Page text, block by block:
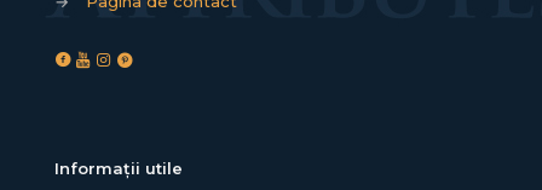
Informații utile